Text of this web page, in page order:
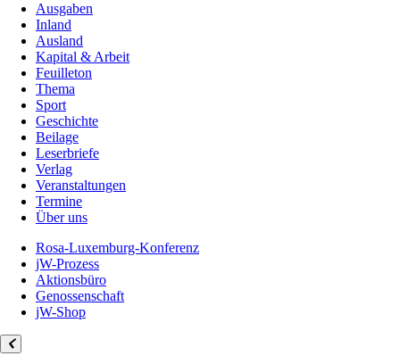
Ausgaben
Inland
Ausland
Kapital & Arbeit
Feuilleton
Thema
Sport
Geschichte
Beilage
Leserbriefe
Verlag
Veranstaltungen
Termine
Über uns
Rosa-Luxemburg-Konferenz
jW-Prozess
Aktionsbüro
Genossenschaft
jW-Shop